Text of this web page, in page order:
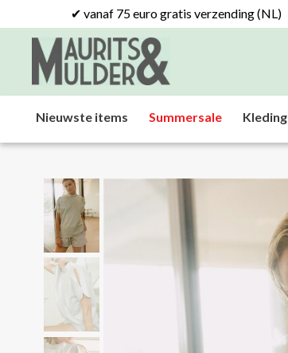
✔ vanaf 75 euro gratis verzending (NL)
Nieuwste items Summersale Kleding